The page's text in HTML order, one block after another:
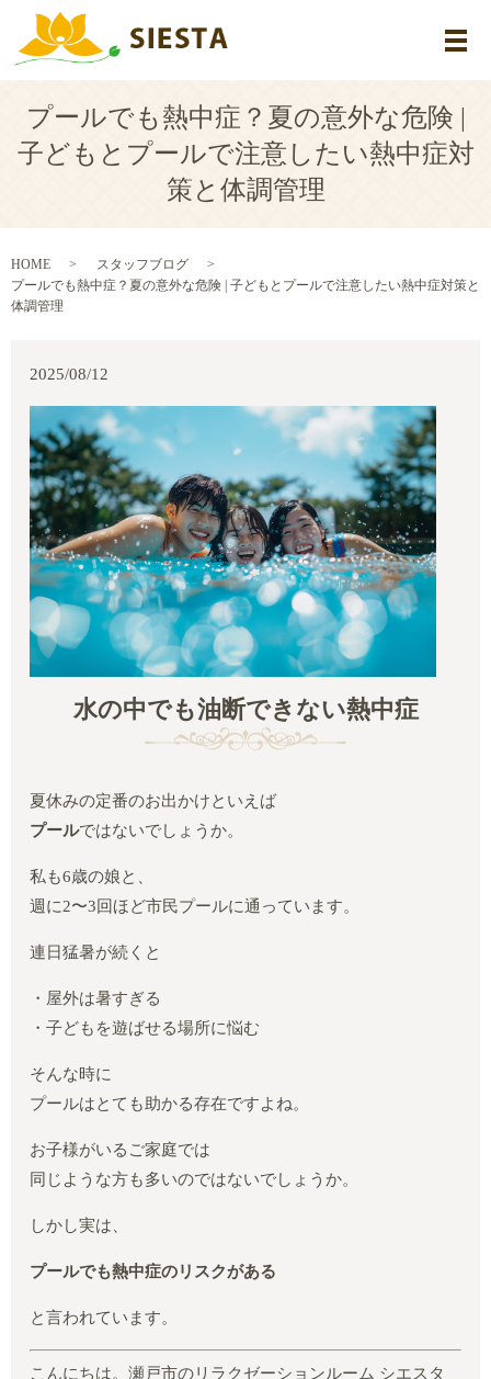
メ
プールでも熱中症？夏の意外な危険 |
子どもとプールで注意したい熱中症対
策と体調管理
HOME
スタッフブログ
プールでも熱中症？夏の意外な危険 | 子どもとプールで注意したい熱中症対策と
体調管理
2025/08/12
水の中でも油断できない熱中症
夏休みの定番のお出かけといえば
プールではないでしょうか。
私も6歳の娘と、
週に2〜3回ほど市民プールに通っています。
連日猛暑が続くと
・屋外は暑すぎる
・子どもを遊ばせる場所に悩む
そんな時に
プールはとても助かる存在ですよね。
お子様がいるご家庭では
同じような方も多いのではないでしょうか。
しかし実は、
プールでも熱中症のリスクがある
と言われています。
こんにちは。瀬戸市のリラクゼーションルーム シエスタ